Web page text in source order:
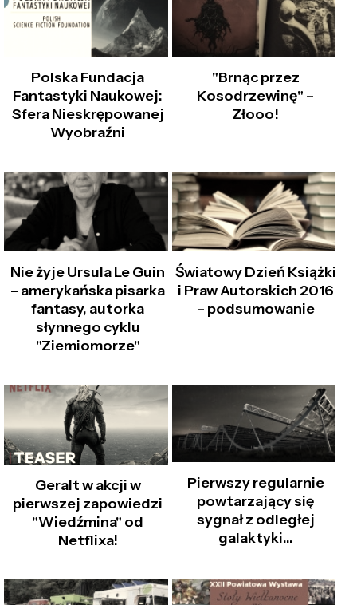
Polska Fundacja
Fantastyki Naukowej:
Sfera Nieskrępowanej
Wyobraźni
"Brnąc przez
Kosodrzewinę" –
Złooo!
Nie żyje Ursula Le Guin
– amerykańska pisarka
fantasy, autorka
słynnego cyklu
"Ziemiomorze"
Światowy Dzień Książki
i Praw Autorskich 2016
– podsumowanie
Geralt w akcji w
pierwszej zapowiedzi
"Wiedźmina" od
Netflixa!
Pierwszy regularnie
powtarzający się
sygnał z odległej
galaktyki…